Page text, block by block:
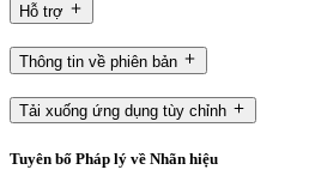
Hỗ trợ
Thông tin về phiên bản
Tải xuống ứng dụng tùy chỉnh
Tuyên bố Pháp lý về Nhãn hiệu